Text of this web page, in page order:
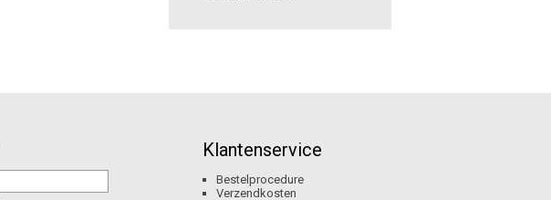
Klantenservice
Bestelprocedure
Verzendkosten